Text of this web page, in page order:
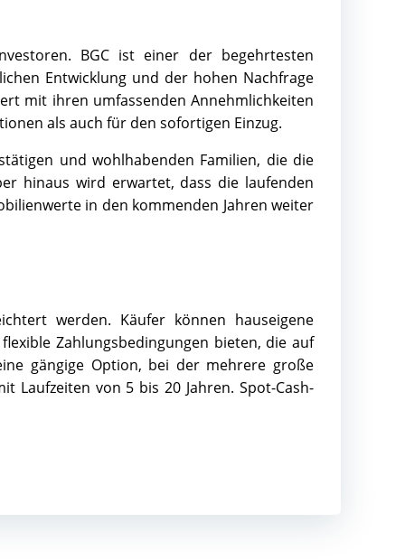
BGC ist einer der begehrtesten
Entwicklung und der hohen Nachfrage
mit ihren umfassenden Annehmlichkeiten
als auch für den sofortigen Einzug.
und wohlhabenden Familien, die die
hinaus wird erwartet, dass die laufenden
in den kommenden Jahren weiter
werden. Käufer können hauseigene
Zahlungsbedingungen bieten, die auf
gängige Option, bei der mehrere große
Laufzeiten von 5 bis 20 Jahren. Spot-Cash-